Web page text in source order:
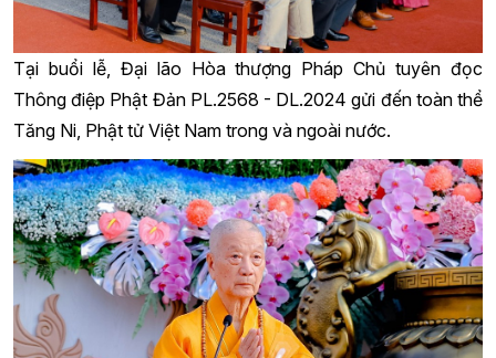
Tại buổi lễ, Đại lão Hòa thượng Pháp Chủ tuyên đọc
Thông điệp Phật Đản PL.2568 - DL.2024 gửi đến toàn thể
Tăng Ni, Phật tử Việt Nam trong và ngoài nước.